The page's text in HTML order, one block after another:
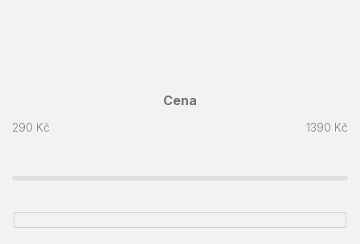
Cena
290 Kč 1390 Kč